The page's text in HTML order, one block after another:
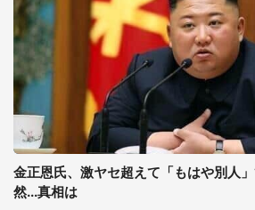
金正恩氏、激ヤセ超えて「もはや別人
然...真相は